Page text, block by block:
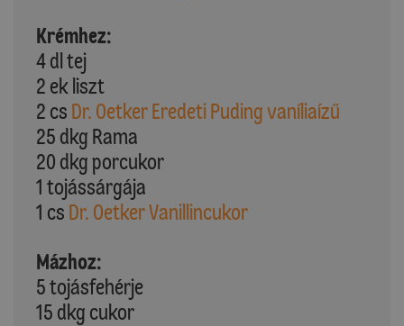
Krémhez:
4 dl tej
2 ek liszt
2 cs Dr. Oetker Eredeti Puding vaníliaízű
25 dkg Rama
20 dkg porcukor
1 tojássárgája
1 cs Dr. Oetker Vanillincukor
Mázhoz:
5 tojásfehérje
15 dkg cukor